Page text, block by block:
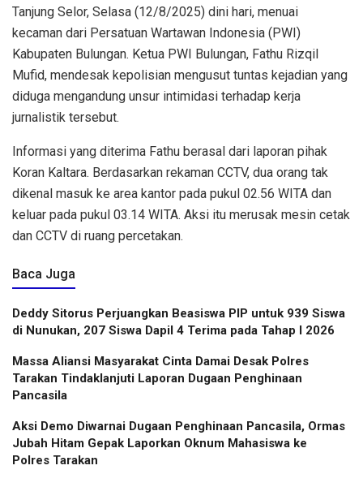
Tanjung Selor, Selasa (12/8/2025) dini hari, menuai
kecaman dari Persatuan Wartawan Indonesia (PWI)
Kabupaten Bulungan. Ketua PWI Bulungan, Fathu Rizqil
Mufid, mendesak kepolisian mengusut tuntas kejadian yang
diduga mengandung unsur intimidasi terhadap kerja
jurnalistik tersebut.
Informasi yang diterima Fathu berasal dari laporan pihak
Koran Kaltara. Berdasarkan rekaman CCTV, dua orang tak
dikenal masuk ke area kantor pada pukul 02.56 WITA dan
keluar pada pukul 03.14 WITA. Aksi itu merusak mesin cetak
dan CCTV di ruang percetakan.
Baca Juga
Deddy Sitorus Perjuangkan Beasiswa PIP untuk 939 Siswa
di Nunukan, 207 Siswa Dapil 4 Terima pada Tahap I 2026
Massa Aliansi Masyarakat Cinta Damai Desak Polres
Tarakan Tindaklanjuti Laporan Dugaan Penghinaan
Pancasila
Aksi Demo Diwarnai Dugaan Penghinaan Pancasila, Ormas
Jubah Hitam Gepak Laporkan Oknum Mahasiswa ke
Polres Tarakan